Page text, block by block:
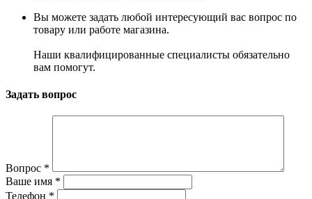
Вы можете задать любой интересующий вас вопрос по
товару или работе магазина.
Наши квалифицированные специалисты обязательно
вам помогут.
Задать вопрос
Вопрос *
Ваше имя *
Телефон *